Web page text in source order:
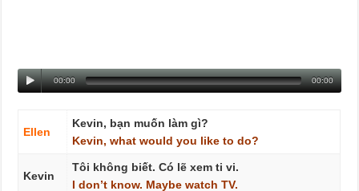
00:00 00:00
Ellen
Kevin, bạn muốn làm gì?
Kevin, what would you like to do?
Kevin
Tôi không biết. Có lẽ xem ti vi.
I don’t know. Maybe watch TV.